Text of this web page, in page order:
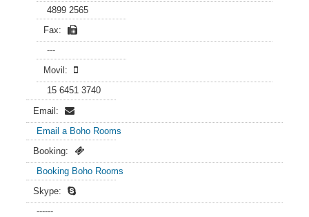
4899 2565
Fax:
---
Movil:
15 6451 3740
Email:
Email a Boho Rooms
Booking:
Booking Boho Rooms
Skype:
------